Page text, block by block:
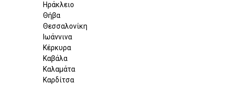
Ηράκλειο
Θήβα
Θεσσαλονίκη
Ιωάννινα
Κέρκυρα
Καβάλα
Καλαμάτα
Καρδίτσα